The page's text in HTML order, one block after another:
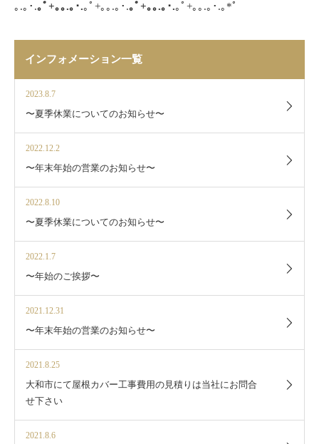
｡ .｡･ .｡ﾟ+｡｡.｡･.｡ﾟ +｡｡ .｡･ .｡ﾟ+｡｡.｡･.｡ﾟ +｡｡ .｡･ .｡ *ﾟ
インフォメーション一覧
2023.8.7
〜夏季休業についてのお知らせ〜
2022.12.2
〜年末年始の営業のお知らせ〜
2022.8.10
〜夏季休業についてのお知らせ〜
2022.1.7
〜年始のご挨拶〜
2021.12.31
〜年末年始の営業のお知らせ〜
2021.8.25
大和市にて屋根カバー工事費用の見積りは当社にお問合
せ下さい
2021.8.6